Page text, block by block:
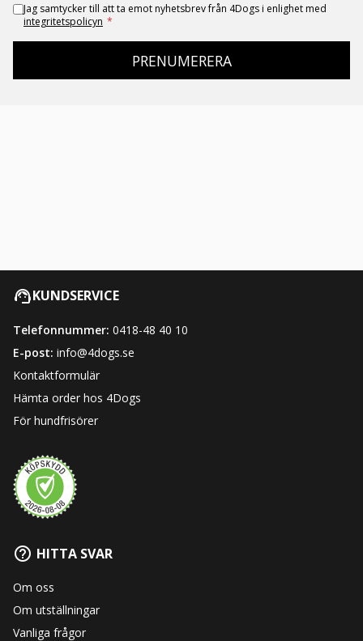
Jag samtycker till att ta emot nyhetsbrev från 4Dogs i enlighet med
integritetspolicyn *
PRENUMERERA
KUNDSERVICE
Telefonnummer: 0418-48 40 10
E-post: info@4dogs.se
Kontaktformulär
Hämta order hos 4Dogs
För hundfrisörer
HITTA SVAR
Om oss
Om utställningar
Vanliga frågor